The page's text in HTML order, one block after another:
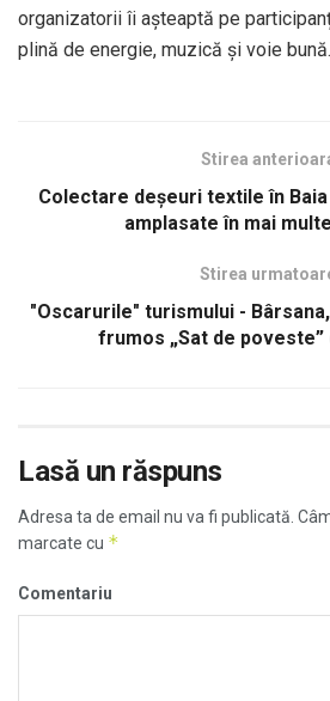
organizatorii îi așteaptă pe
plină de energie, muzică și voie bună.
Stirea
Colectare deșeuri textile în
amplasate în mai
Stirea
"Oscarurile" turismului -
frumos „Sat de poveste”
Lasă un răspuns
Adresa ta de email nu va fi publicată.
marcate cu *
Comentariu